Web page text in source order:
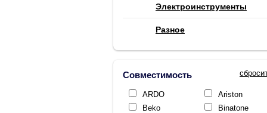
Электроинструменты
Разное
Совместимость
ARDO
Ariston
Beko
Binatone